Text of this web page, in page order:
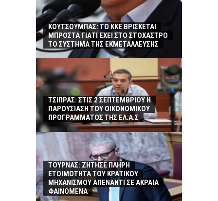
ΚΟΥΤΣΟΥΜΠΑΣ: TO KKE ΒΡΙΣΚΕΤΑΙ
ΜΠΡΟΣΤΑ ΓΙΑΤΙ ΕΧΕΙ ΣΤΟ ΣΤΟΧΑΣΤΡΟ
ΤΟ ΣΥΣΤΗΜΑ ΤΗΣ ΕΚΜΕΤΑΛΛΕΥΣΗΣ
ΤΣΙΠΡΑΣ: ΣΤΙΣ 2 ΣΕΠΤΕΜΒΡΙΟΥ Η
ΠΑΡΟΥΣΙΑΣΗ ΤΟΥ ΟΙΚΟΝΟΜΙΚΟΥ
ΠΡΟΓΡΑΜΜΑΤΟΣ ΤΗΣ ΕΛ.Α.Σ
ΤΟΥΡΝΑΣ: ΖΗΤΗΣΕ ΠΛΗΡΗ
ΕΤΟΙΜΟΤΗΤΑ ΤΟΥ ΚΡΑΤΙΚΟΥ
ΜΗΧΑΝΙΣΜΟΥ ΑΠΕΝΑΝΤΙ ΣΕ ΑΚΡΑΙΑ
ΦΑΙΝΟΜΕΝΑ